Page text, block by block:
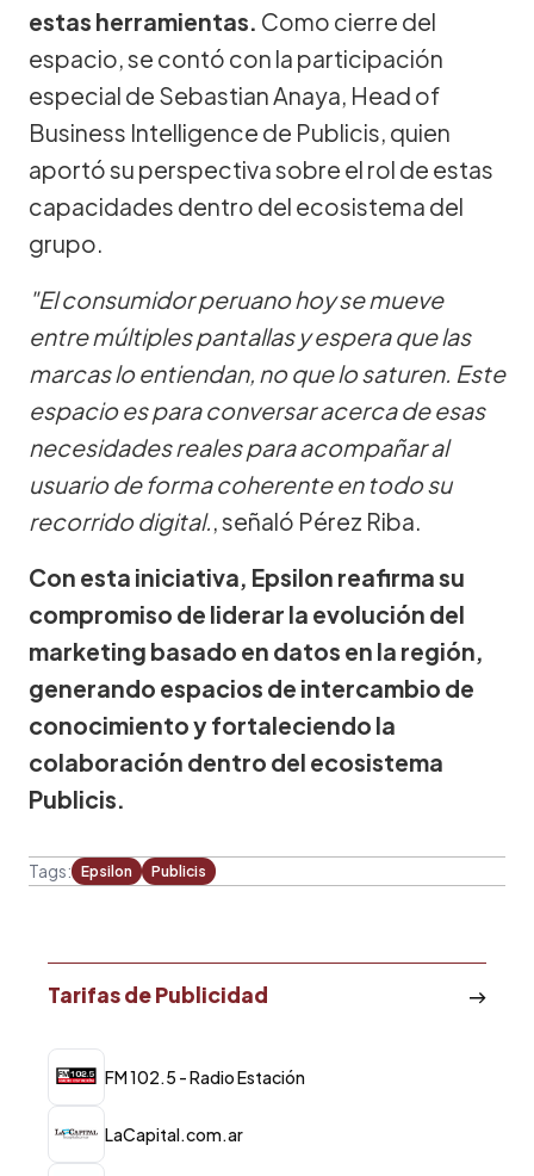
estas herramientas. Como cierre del
espacio, se contó con la participación
especial de Sebastian Anaya, Head of
Business Intelligence de Publicis, quien
aportó su perspectiva sobre el rol de estas
capacidades dentro del ecosistema del
grupo.
"El consumidor peruano hoy se mueve
entre múltiples pantallas y espera que las
marcas lo entiendan, no que lo saturen. Este
espacio es para conversar acerca de esas
necesidades reales para acompañar al
usuario de forma coherente en todo su
recorrido digital., señaló Pérez Riba.
Con esta iniciativa, Epsilon reafirma su
compromiso de liderar la evolución del
marketing basado en datos en la región,
generando espacios de intercambio de
conocimiento y fortaleciendo la
colaboración dentro del ecosistema
Publicis.
Tags: Epsilon Publicis
Tarifas de Publicidad
FM 102.5 - Radio Estación
LaCapital.com.ar